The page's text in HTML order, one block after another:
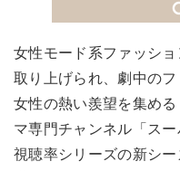
女性モード系ファッシ
取り上げられ、劇中の
女性の熱い羨望を集め
マ専門チャンネル「ス
視聴率シリーズの新シ